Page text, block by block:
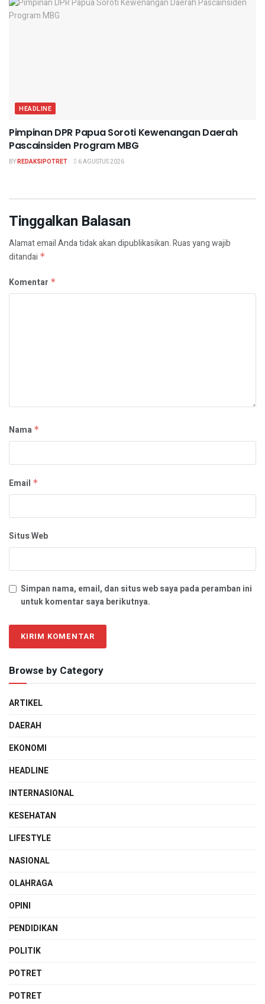
HEADLINE
Pimpinan DPR Papua Soroti Kewenangan Daerah
Pascainsiden Program MBG
BYREDAKSIPOTRET 6 AGUSTUS 2026
Tinggalkan Balasan
Alamat email Anda tidak akan dipublikasikan.Ruas yang wajib
ditandai *
Komentar *
Nama *
Email *
Situs Web
Simpan nama, email, dan situs web saya pada peramban ini
untuk komentar saya berikutnya.
Browse by Category
ARTIKEL
DAERAH
EKONOMI
HEADLINE
INTERNASIONAL
KESEHATAN
LIFESTYLE
NASIONAL
OLAHRAGA
OPINI
PENDIDIKAN
POLITIK
POTRET
POTRET